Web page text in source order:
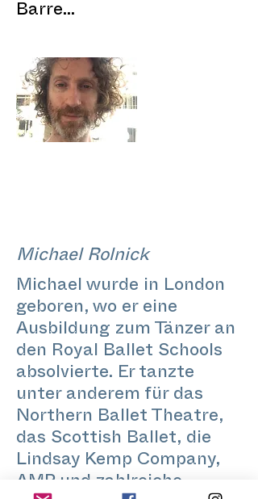
Barre...
Michael Rolnick
Michael wurde in London
geboren, wo er eine
Ausbildung zum Tänzer an
den Royal Ballet Schools
absolvierte. Er tanzte
unter anderem für das
Northern Ballet Theatre,
das Scottish Ballet, die
Lindsay Kemp Company,